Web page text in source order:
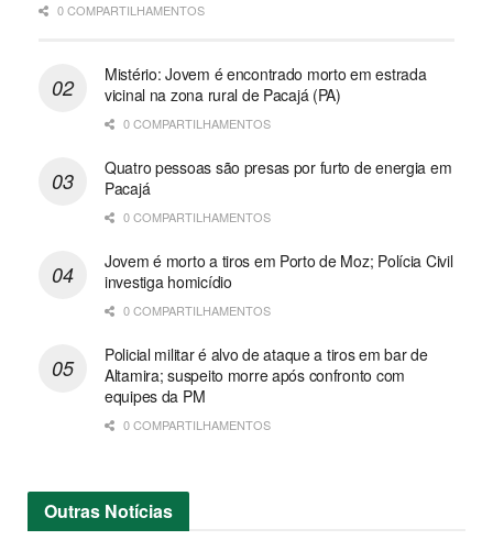
0 COMPARTILHAMENTOS
Mistério: Jovem é encontrado morto em estrada
vicinal na zona rural de Pacajá (PA)
0 COMPARTILHAMENTOS
Quatro pessoas são presas por furto de energia em
Pacajá
0 COMPARTILHAMENTOS
Jovem é morto a tiros em Porto de Moz; Polícia Civil
investiga homicídio
0 COMPARTILHAMENTOS
Policial militar é alvo de ataque a tiros em bar de
Altamira; suspeito morre após confronto com
equipes da PM
0 COMPARTILHAMENTOS
Outras Notícias